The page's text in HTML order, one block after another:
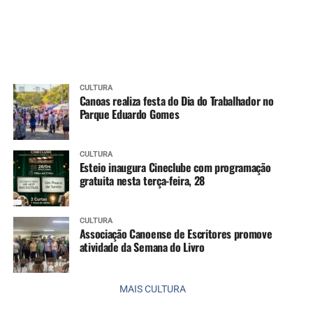
CULTURA
Canoas realiza festa do Dia do Trabalhador no
Parque Eduardo Gomes
CULTURA
Esteio inaugura Cineclube com programação
gratuita nesta terça-feira, 28
CULTURA
Associação Canoense de Escritores promove
atividade da Semana do Livro
MAIS CULTURA